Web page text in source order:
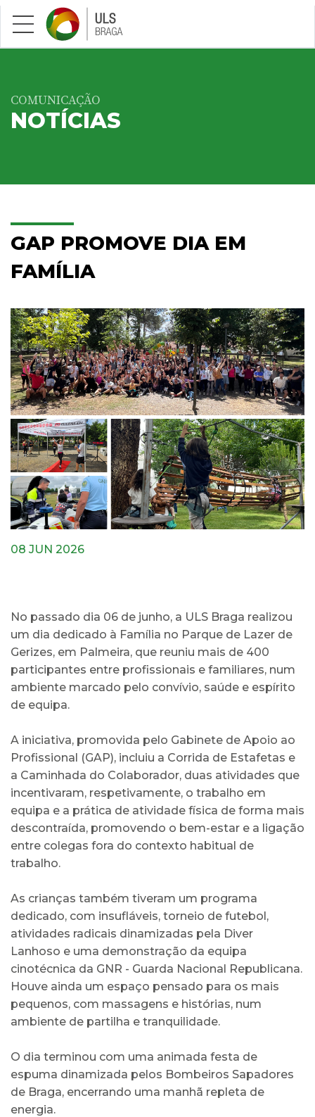
Saltar para conteúdo principal
COMUNICAÇÃO
NOTÍCIAS
GAP PROMOVE DIA EM
FAMÍLIA
08 JUN 2026
No passado dia 06 de junho, a ULS Braga realizou
um dia dedicado à Família no Parque de Lazer de
Gerizes, em Palmeira, que reuniu mais de 400
participantes entre profissionais e familiares, num
ambiente marcado pelo convívio, saúde e espírito
de equipa.
A iniciativa, promovida pelo Gabinete de Apoio ao
Profissional (GAP), incluiu a Corrida de Estafetas e
a Caminhada do Colaborador, duas atividades que
incentivaram, respetivamente, o trabalho em
equipa e a prática de atividade física de forma mais
descontraída, promovendo o bem-estar e a ligação
entre colegas fora do contexto habitual de
trabalho.
As crianças também tiveram um programa
dedicado, com insufláveis, torneio de futebol,
atividades radicais dinamizadas pela Diver
Lanhoso e uma demonstração da equipa
cinotécnica da GNR - Guarda Nacional Republicana.
Houve ainda um espaço pensado para os mais
pequenos, com massagens e histórias, num
ambiente de partilha e tranquilidade.
O dia terminou com uma animada festa de
espuma dinamizada pelos Bombeiros Sapadores
de Braga, encerrando uma manhã repleta de
energia.